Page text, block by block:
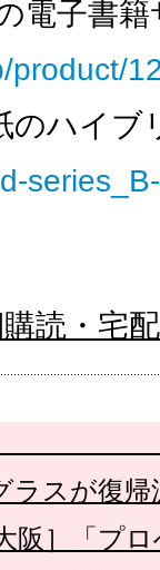
電子書籍
product/
ハイブ
読・宅
ラスが復
阪］「プ